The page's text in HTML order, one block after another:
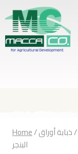
Home/ /ذبابة أوراق
البنجر